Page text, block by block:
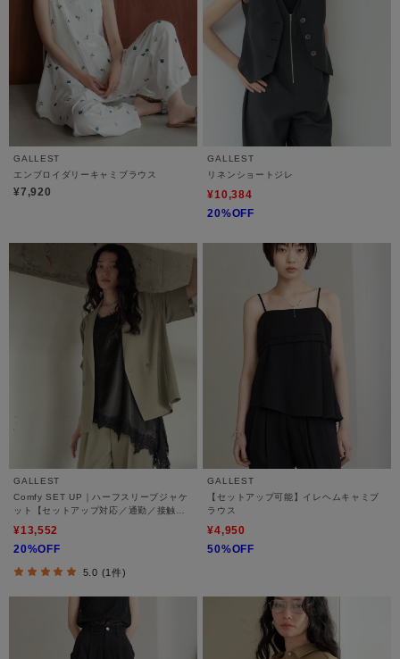
GALLEST
エンブロイダリーキャミブラウス
¥7,920
GALLEST
リネンショートジレ
¥10,384
20%OFF
GALLEST
Comfy SET UP｜ハーフスリーブジャケ
ット【セットアップ対応／通勤／接触冷
¥13,552
20%OFF
5.0 (1件)
GALLEST
【セットアップ可能】イレヘムキャミブ
ラウス
¥4,950
50%OFF